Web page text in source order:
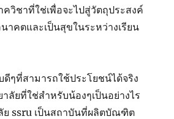
วิชาที่ใช่เพื่อจะไปสู่วัตถุประสงค์
าคตและเป็นสุขในระหว่างเรียน
ๆที่สามารถใช้ประโยชน์ได้จริง
ลัยที่ใช่สำหรับน้องๆเป็นอย่างไร
ย ssru เป็นสถาบันที่ผลิตบัณฑิต